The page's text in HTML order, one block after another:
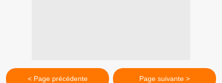
< Page précédente Page suivante >